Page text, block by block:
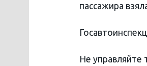
пассажира
Не управляйте